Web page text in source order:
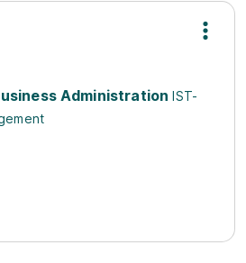
Administration IST-